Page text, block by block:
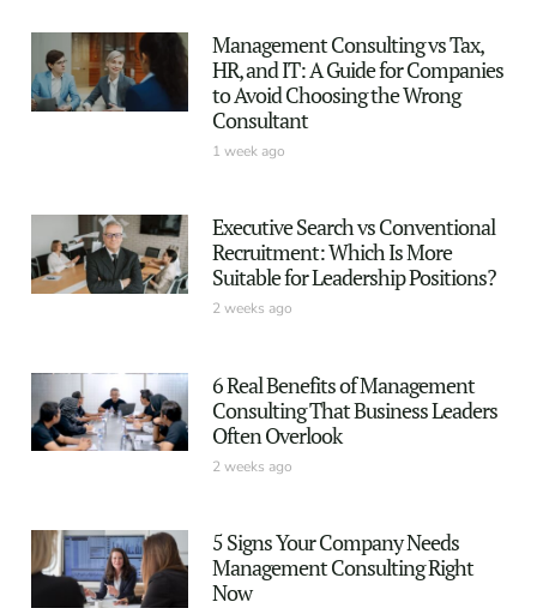
Management Consulting vs Tax,
HR, and IT: A Guide for Companies
to Avoid Choosing the Wrong
Consultant
1 week ago
Executive Search vs Conventional
Recruitment: Which Is More
Suitable for Leadership Positions?
2 weeks ago
6 Real Benefits of Management
Consulting That Business Leaders
Often Overlook
2 weeks ago
5 Signs Your Company Needs
Management Consulting Right
Now